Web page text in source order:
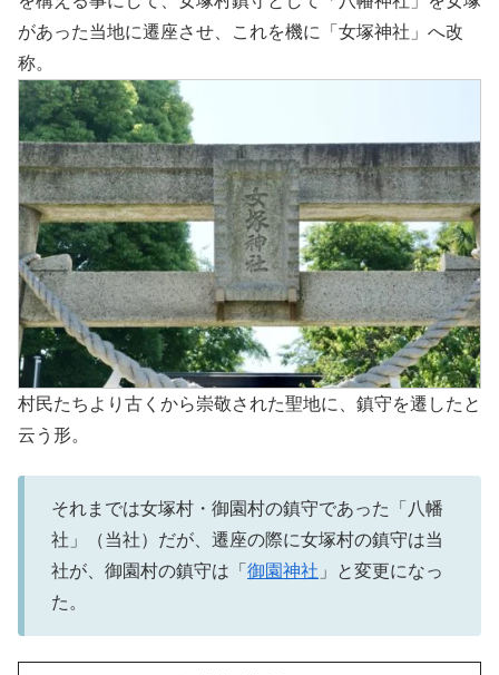
があった当地に遷座させ、これを機に「女塚神社」へ改
称。
村民たちより古くから崇敬された聖地に、鎮守を遷したと
云う形。
それまでは女塚村・御園村の鎮守であった「八幡
社」（当社）だが、遷座の際に女塚村の鎮守は当
社が、御園村の鎮守は「 御園神社 」と変更になっ
た。